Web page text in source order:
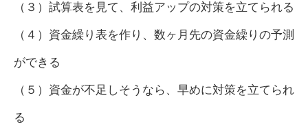
（３）試算表を見て、利益アップの対策を立てられる
（４）資金繰り表を作り、数ヶ月先の資金繰りの予測
ができる
（５）資金が不足しそうなら、早めに対策を立てられ
る